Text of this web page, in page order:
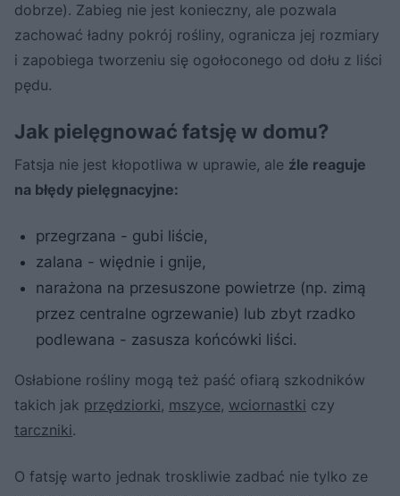
dobrze). Zabieg nie jest konieczny, ale pozwala
zachować ładny pokrój rośliny, ogranicza jej rozmiary
i zapobiega tworzeniu się ogołoconego od dołu z liści
pędu.
Jak pielęgnować fatsję w domu?
Fatsja nie jest kłopotliwa w uprawie, ale źle reaguje
na błędy pielęgnacyjne:
przegrzana - gubi liście,
zalana - więdnie i gnije,
narażona na przesuszone powietrze (np. zimą
przez centralne ogrzewanie) lub zbyt rzadko
podlewana - zasusza końcówki liści.
Osłabione rośliny mogą też paść ofiarą szkodników
takich jak przędziorki, mszyce, wciornastki czy
tarczniki.
O fatsję warto jednak troskliwie zadbać nie tylko ze